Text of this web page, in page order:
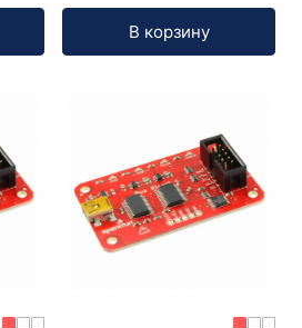
В корзину